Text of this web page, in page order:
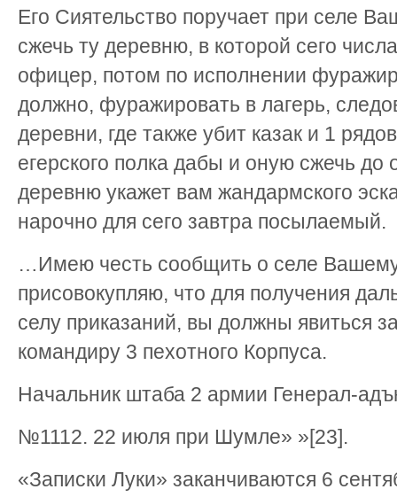
Его Сиятельство поручает при селе
сжечь ту деревню, в которой сего
офицер, потом по исполнении
должно, фуражировать в лагерь,
деревни, где также убит казак и 1
егерского полка дабы и оную сжечь
деревню укажет вам жандармского
нарочно для сего завтра посылаемый.
…Имею честь сообщить о селе
присовокупляю, что для получения
селу приказаний, вы должны явиться
командиру 3 пехотного Корпуса.
Начальник штаба 2 армии Генерал-
№1112. 22 июля при Шумле» »[23].
«Записки Луки» заканчиваются 6